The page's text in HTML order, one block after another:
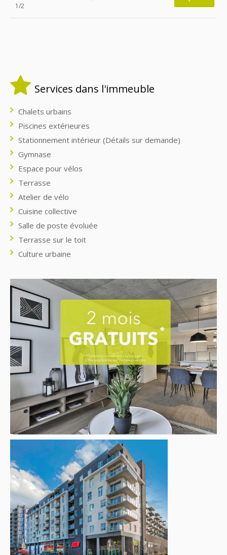
1/2
Services dans l'immeuble
Chalets urbains
Piscines extérieures
Stationnement intérieur (Détails sur demande)
Gymnase
Espace pour vélos
Terrasse
Atelier de vélo
Cuisine collective
Salle de poste évoluée
Terrasse sur le toit
Culture urbaine